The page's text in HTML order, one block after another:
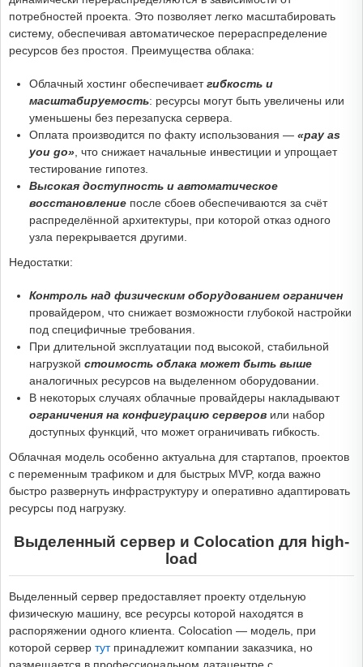
потребностей проекта. Это позволяет легко масштабировать
систему, обеспечивая автоматическое перераспределение
ресурсов без простоя. Преимущества облака:
Облачный хостинг обеспечиваетгибкость и
масштабируемость: ресурсы могут быть увеличены или
уменьшены без перезапуска сервера.
Оплата производится по факту использования — «pay as
you go» , что снижает начальные инвестиции и упрощает
тестирование гипотез.
Высокая доступность и автоматическое
восстановление после сбоев обеспечиваются за счёт
распределённой архитектуры, при которой отказ одного
узла перекрывается другими.
Недостатки:
Контроль над физическим оборудованием ограничен
провайдером, что снижает возможности глубокой настройки
под специфичные требования.
При длительной эксплуатации под высокой, стабильной
нагрузкой стоимость облака может быть выше
аналогичных ресурсов на выделенном оборудовании.
В некоторых случаях облачные провайдеры накладывают
ограничения на конфигурацию серверов или набор
доступных функций, что может ограничивать гибкость.
Облачная модель особенно актуальна для стартапов, проектов
с переменным трафиком и для быстрых MVP, когда важно
быстро развернуть инфраструктуру и оперативно адаптировать
ресурсы под нагрузку.
Выделенный сервер и Colocation для high-
load
Выделенный сервер предоставляет проекту отдельную
физическую машину, все ресурсы которой находятся в
распоряжении одного клиента. Colocation — модель, при
которой сервер тутпринадлежит компании заказчика, но